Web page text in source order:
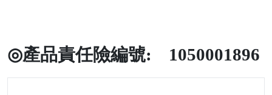
◎產品責任險編號: 1050001896